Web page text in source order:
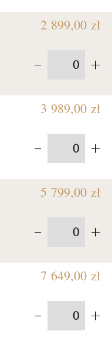
2 899,00 zł
- +
3 989,00 zł
- +
5 799,00 zł
- +
7 649,00 zł
- +